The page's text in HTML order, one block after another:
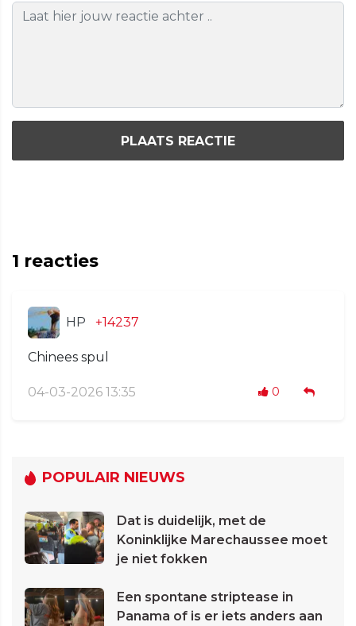
PLAATS REACTIE
1 reacties
HP +14237
Chinees spul
04-03-2026 13:35 0
POPULAIR NIEUWS
Dat is duidelijk, met de
Koninklijke Marechaussee moet
je niet fokken
Een spontane striptease in
Panama of is er iets anders aan